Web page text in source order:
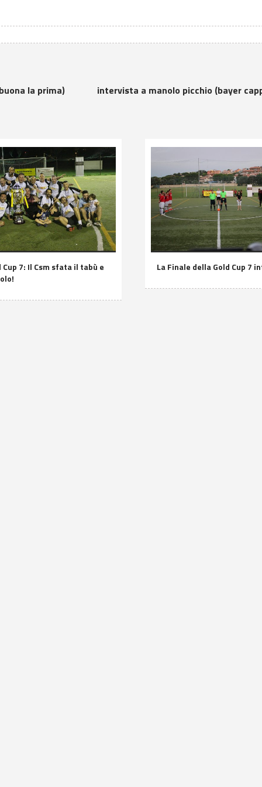
intervista a manolo picchio (bayer
la prima)
Cup 7: Il Csm sfata il tabù e
La Finale della Gold Cup 7